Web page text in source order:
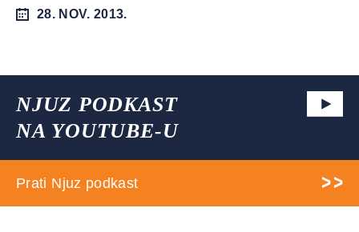
28. NOV. 2013.
NJUZ PODKAST
NA YOUTUBE-U
Prati Njuz podkast